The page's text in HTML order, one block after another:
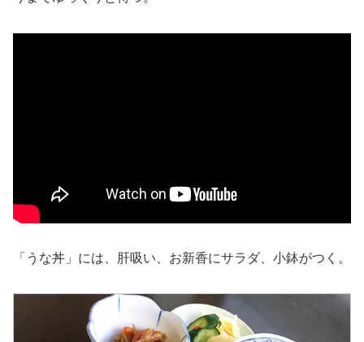
「うな丼」には、肝吸い、お新香にサラダ、小鉢がつく。